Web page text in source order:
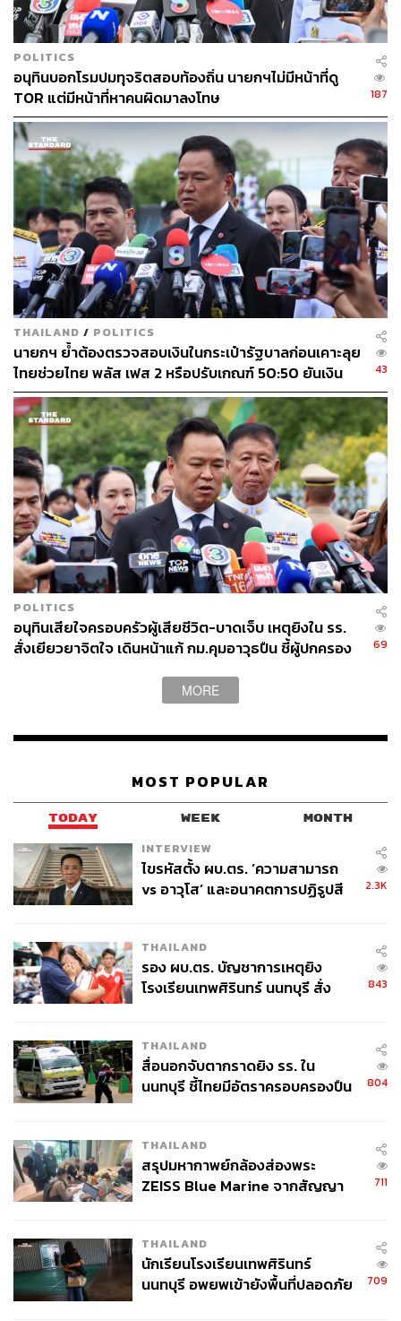
POLITICS
อนุทินบอกโรมปมทุจริตสอบท้องถิ่น นายกฯไม่มีหน้าที่ดู
TOR แต่มีหน้าที่หาคนผิดมาลงโทษ
187
THAILAND / POLITICS
นายกฯ ย้ำต้องตรวจสอบเงินในกระเป๋ารัฐบาลก่อนเคาะลุย
ไทยช่วยไทย พลัส เฟส 2 หรือปรับเกณฑ์ 50:50 ยันเงิน
คงคลังรัฐบาลแข็งแรง
43
POLITICS
อนุทินเสียใจครอบครัวผู้เสียชีวิต-บาดเจ็บ เหตุยิงใน รร.
สั่งเยียวยาจิตใจ เดินหน้าแก้ กม.คุมอาวุธปืน ชี้ผู้ปกครอง
69
MORE
MOST POPULAR
TODAY WEEK MONTH
INTERVIEW
ไขรหัสตั้ง ผบ.ตร. ‘ความสามารถ
vs อาวุโส’ และอนาคตการปฏิรูปสี
2.3K
THAILAND
รอง ผบ.ตร. บัญชาการเหตุยิง
โรงเรียนเทพศิรินทร์ นนทบุรี สั่ง
843
THAILAND
สื่อนอกจับตากราดยิง รร. ใน
นนทบุรี ชี้ไทยมีอัตราครอบครองปืน
804
THAILAND
สรุปมหากาพย์กล้องส่องพระ
ZEISS Blue Marine จากสัญญา
จ่ายหนี้-แอบระบุแบรนด์
711
THAILAND
นักเรียนโรงเรียนเทพศิรินทร์
นนทบุรี อพยพเข้ายังพื้นที่ปลอดภัย
709